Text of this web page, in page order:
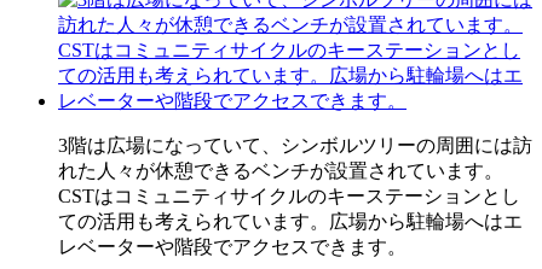
3階は広場になっていて、シンボルツリーの周囲には訪
れた人々が休憩できるベンチが設置されています。
CSTはコミュニティサイクルのキーステーションとし
ての活用も考えられています。広場から駐輪場へはエ
レベーターや階段でアクセスできます。